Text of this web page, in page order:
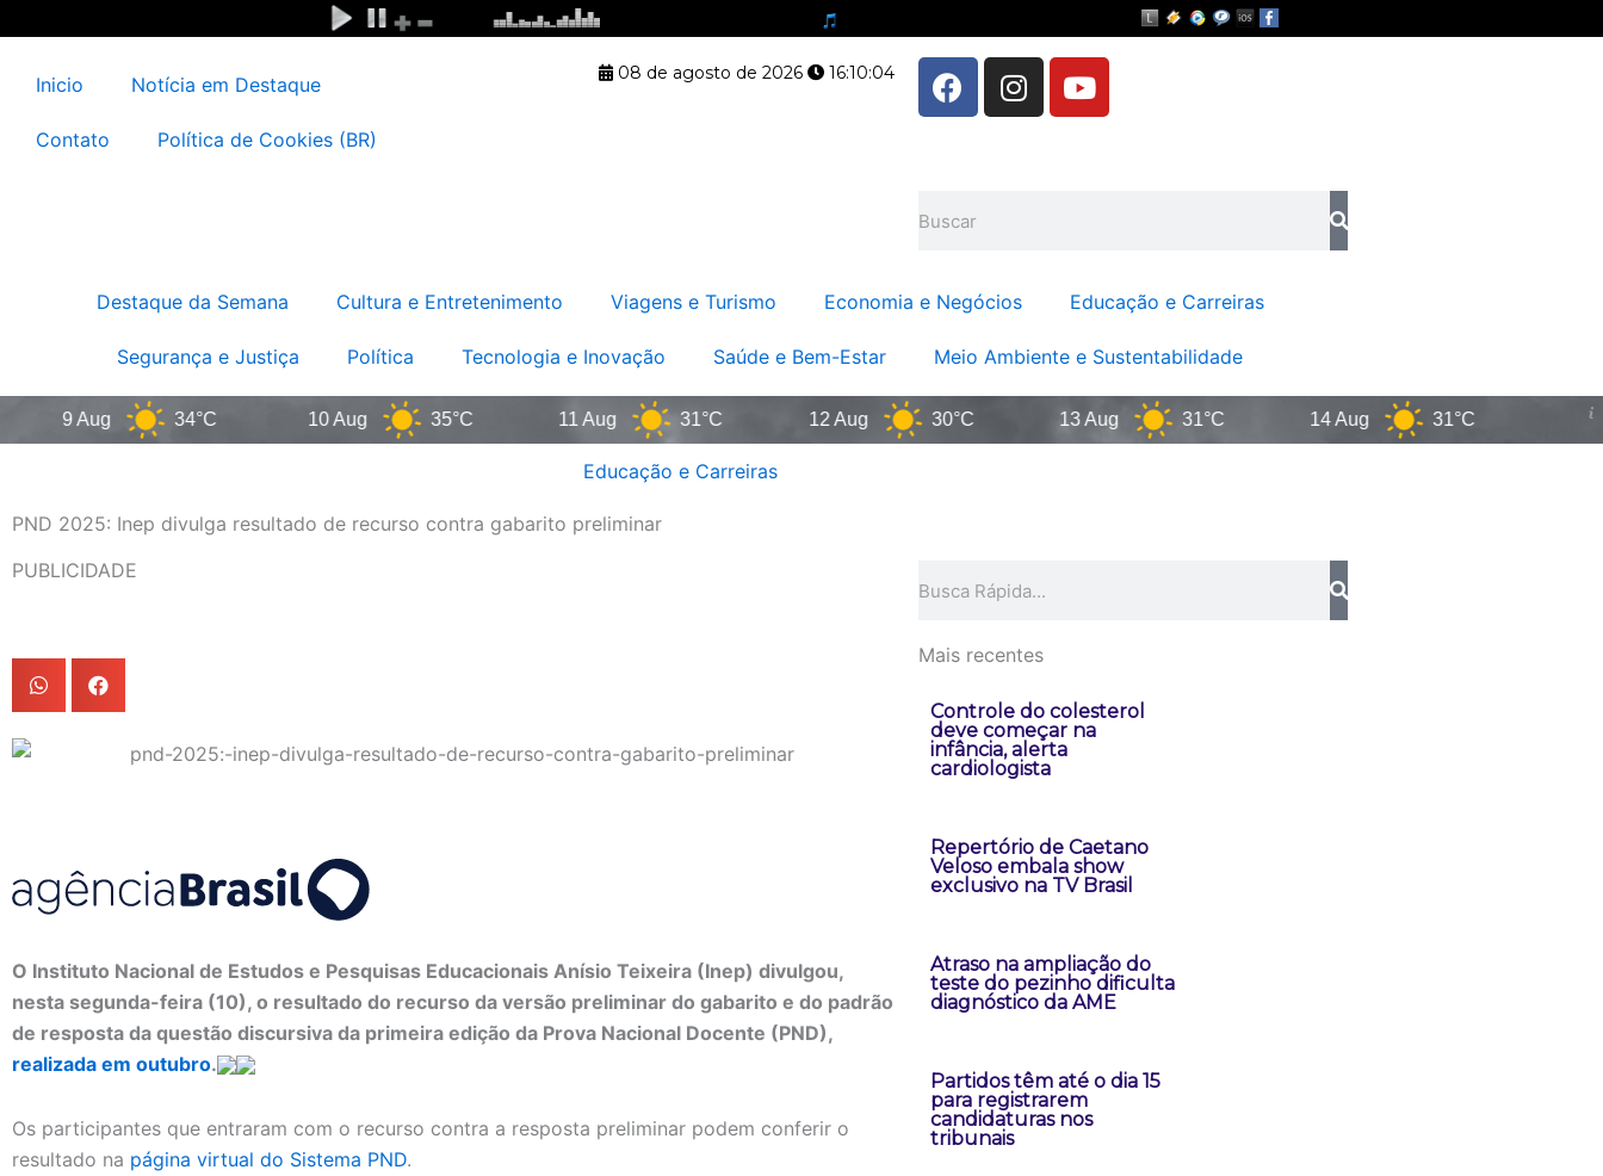
Inicio Notícia em Destaque
Contato Política de Cookies (BR)
08 de agosto de 2026 16:10:04
F
a
o
I
n
m
Y
o
Destaque da Semana Cultura e Entretenimento Viagens e Turismo Economia e Negócios Educação e Carreiras
Segurança e Justiça Política Tecnologia e Inovação Saúde e Bem-Estar Meio Ambiente e Sustentabilidade
9 Aug 34°C 10 Aug 35°C 11 Aug 31°C 12 Aug 30°C 13 Aug 31°C 14 Aug 31°C
Educação e Carreiras
PND 2025: Inep divulga resultado de recurso contra gabarito preliminar
PUBLICIDADE
O Instituto Nacional de Estudos e Pesquisas Educacionais Anísio Teixeira (Inep) divulgou,
nesta segunda-feira (10), o resultado do recurso da versão preliminar do gabarito e do padrão
de resposta da questão discursiva da primeira edição da Prova Nacional Docente (PND),
realizada em outubro.
Os participantes que entraram com o recurso contra a resposta preliminar podem conferir o
resultado na página virtual do Sistema PND.
Mais recentes
Controle do colesterol
deve começar na
infância, alerta
cardiologista
Repertório de Caetano
Veloso embala show
exclusivo na TV Brasil
Atraso na ampliação do
teste do pezinho dificulta
diagnóstico da AME
Partidos têm até o dia 15
para registrarem
candidaturas nos
tribunais